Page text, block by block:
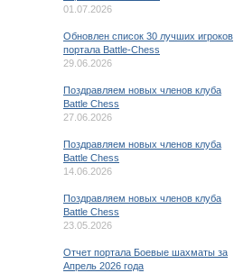
01.07.2026
Обновлен список 30 лучших игроков
портала Battle-Chess
29.06.2026
Поздравляем новых членов клуба
Battle Chess
27.06.2026
Поздравляем новых членов клуба
Battle Chess
14.06.2026
Поздравляем новых членов клуба
Battle Chess
23.05.2026
Отчет портала Боевые шахматы за
Апрель 2026 года